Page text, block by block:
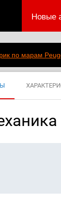
Новые
по марам